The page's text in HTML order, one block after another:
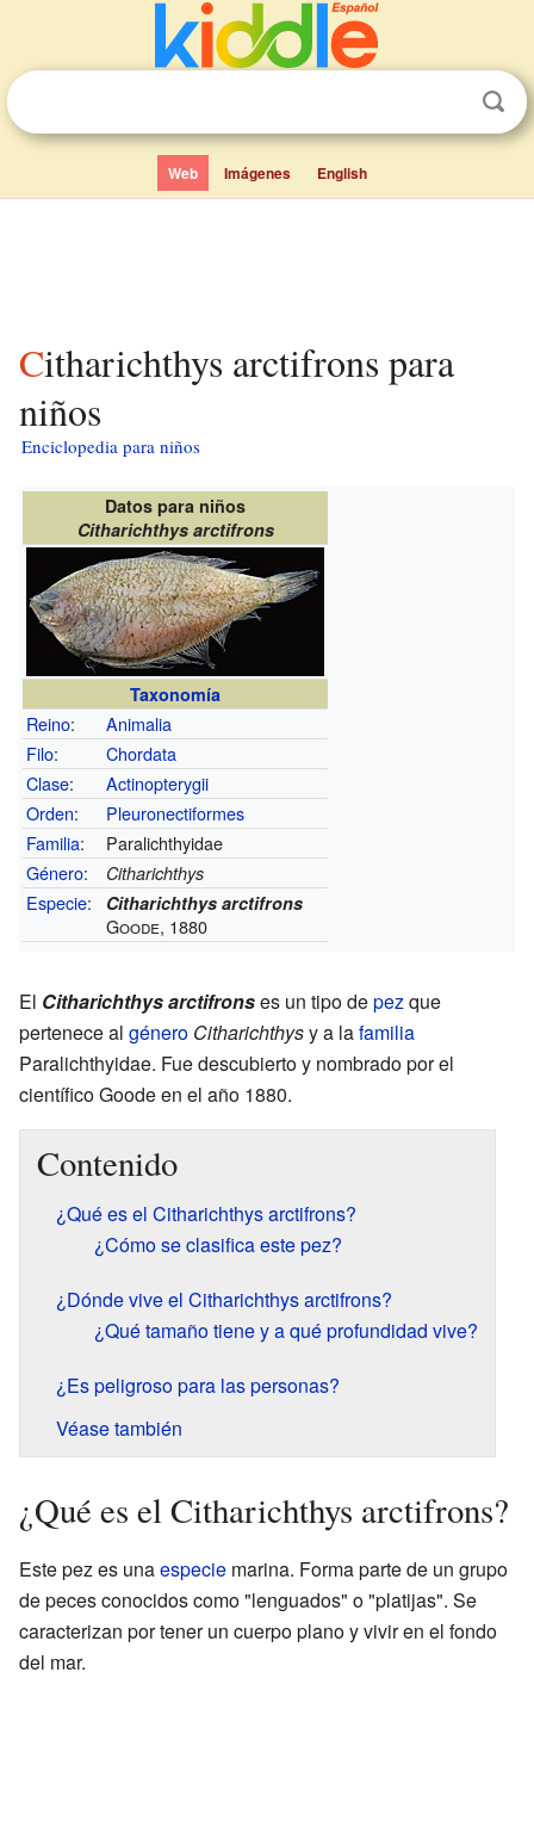
Web Imágenes English
Citharichthys arctifrons para
niños
Enciclopedia para niños
Datos para niños
Citharichthys arctifrons
Taxonomía
Reino:
Animalia
Filo:
Chordata
Clase:
Actinopterygii
Orden:
Pleuronectiformes
Familia:
Paralichthyidae
Género: Citharichthys
Especie: Citharichthys arctifrons
Goode, 1880
El Citharichthys arctifronses un tipo depezque
pertenece al género Citharichthysy a lafamilia
Paralichthyidae. Fue descubierto y nombrado por el
científico Goode en el año 1880.
Contenido
¿Qué es el Citharichthys arctifrons?
¿Cómo se clasifica este pez?
¿Dónde vive el Citharichthys arctifrons?
¿Qué tamaño tiene y a qué profundidad vive?
¿Es peligroso para las personas?
Véase también
¿Qué es el Citharichthys arctifrons?
Este pez es unaespecie marina. Forma parte de un grupo
de peces conocidos como "lenguados" o "platijas". Se
caracterizan por tener un cuerpo plano y vivir en el fondo
del mar.